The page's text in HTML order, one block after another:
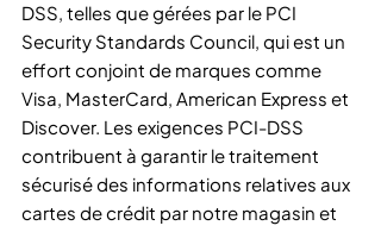
DSS, telles que gérées par le PCI
Security Standards Council, qui est un
effort conjoint de marques comme
Visa, MasterCard, American Express et
Discover. Les exigences PCI-DSS
contribuent à garantir le traitement
sécurisé des informations relatives aux
cartes de crédit par notre magasin et